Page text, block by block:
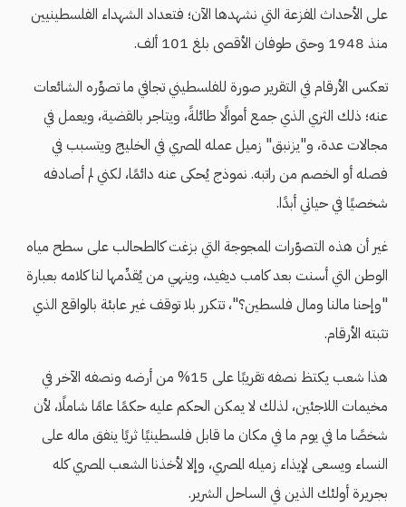
على الأحداث المفزعة التي نشهدها الآن؛ فتعداد الشهداء الفلسطينيين
منذ 1948 وحتى طوفان الأقصى بلغ 101 ألف.
تعكس الأرقام في التقرير صورة للفلسطيني تجافي ما تصوِّره الشائعات
عنه؛ ذلك الثري الذي جمع أموالًا طائلةً، ويتاجر بالقضية، ويعمل في
مجالات عدة، و"يزنبق" زميل عمله المصري في الخليج ويتسبب في
فصله أو الخصم من راتبه. نموذج يُحكى عنه دائمًا، لكني لم أصادفه
شخصيًا في حياتي أبدًا.
غير أن هذه التصوّرات الممجوجة التي بزغت كالطحالب على سطح مياه
الوطن التي أسنت بعد كامب ديفيد، وينهي من يُقدِّمها لنا كلامه بعبارة
"وإحنا مالنا ومال فلسطين؟"، تتكرر بلا توقف غير عابئة بالواقع الذي
تثبته الأرقام.
هذا شعب يكتظ نصفه تقريبًا على 15% من أرضه ونصفه الآخر في
مخيمات اللاجئين، لذلك لا يمكن الحكم عليه حكمًا عامًا شاملًا، لأن
شخصًا ما في يوم ما في مكان ما قابل فلسطينيًا ثريًا ينفق ماله على
النساء ويسعى لإيذاء زميله المصري، وإلا لأخذنا الشعب المصري كله
بجريرة أولئك الذين في الساحل الشرير.